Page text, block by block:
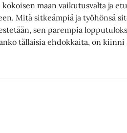
maan vaikutusvalta ja
Mitä sitkeämpiä ja työhönsä
sen parempia
tällaisia ehdokkaita, on kiinni